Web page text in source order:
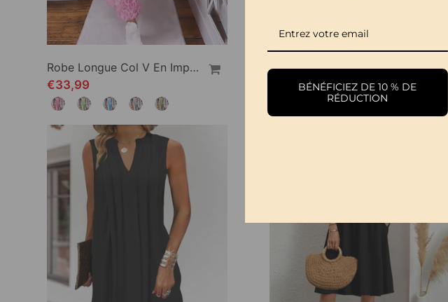
Robe Longue Col V En Imprimé À Manches Courtes
€33,99
Robe Élégante À Manches Fendues De Couleur Unie
€29,99BÉNÉFICIEZ DE 10 % DE
RÉDUCTION